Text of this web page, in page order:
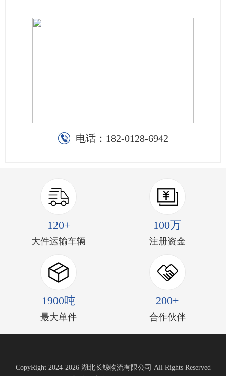
电话： 182-0128-6942
120+
大件运输车辆
100万
注册资金
1900吨
最大单件
200+
合作伙伴
CopyRight 2024-2026 湖北长鲸物流有限公司 All Rights Reserved